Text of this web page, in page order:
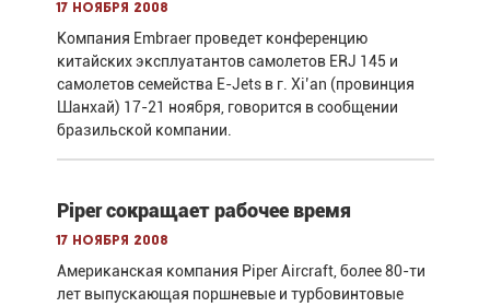
17 ноября 2008
Компания Embraer проведет конференцию
китайских эксплуатантов самолетов ERJ 145 и
самолетов семейства E-Jets в г. Xi’an (провинция
Шанхай) 17-21 ноября, говорится в сообщении
бразильской компании.
Piper сокращает рабочее время
17 ноября 2008
Американская компания Piper Aircraft, более 80-ти
лет выпускающая поршневые и турбовинтовые